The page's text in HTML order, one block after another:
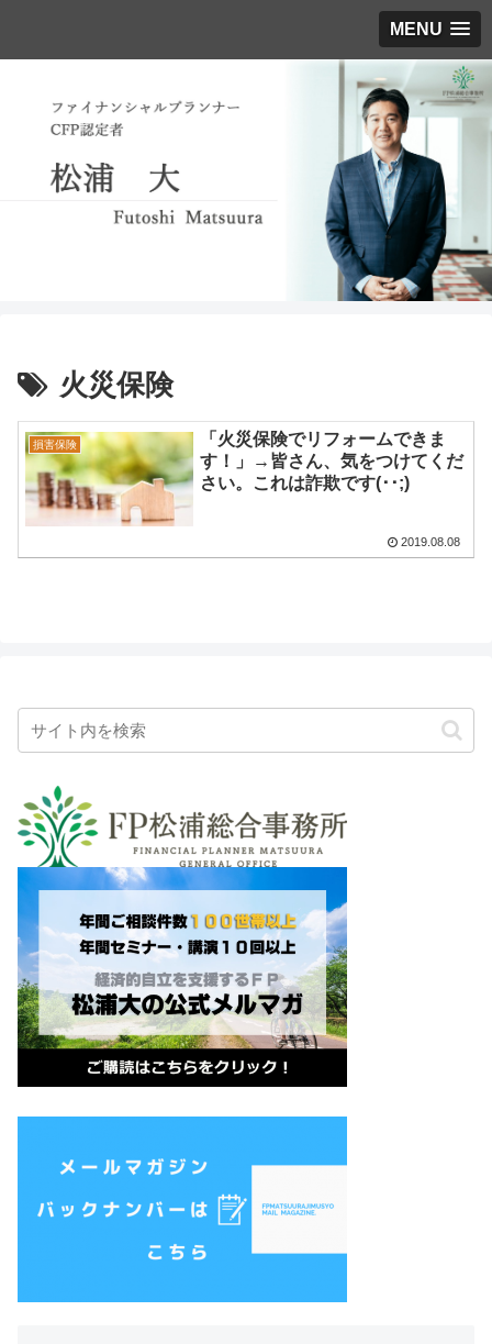
MENU
火災保険
損害保険
「火災保険でリフォームできま
す！」→皆さん、気をつけてくだ
さい。これは詐欺です(･･;)
2019.08.08